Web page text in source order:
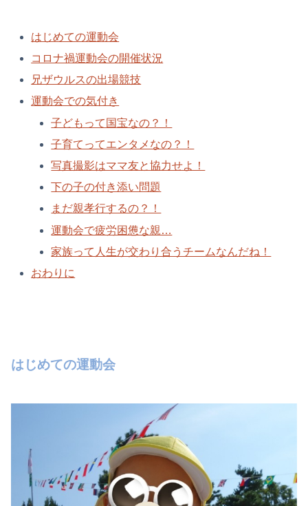
はじめての運動会
コロナ禍運動会の開催状況
兄ザウルスの出場競技
運動会での気付き
子どもって国宝なの？！
子育てってエンタメなの？！
写真撮影はママ友と協力せよ！
下の子の付き添い問題
まだ親孝行するの？！
運動会で疲労困憊な親…
家族って人生が交わり合うチームなんだね！
おわりに
はじめての運動会